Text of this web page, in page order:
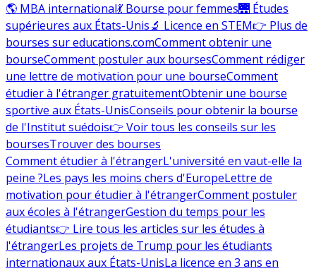
🌎 MBA international💃 Bourse pour femmes🌉 Études
supérieures aux États-Unis🔬 Licence en STEM👉 Plus de
bourses sur educations.comComment obtenir une
bourseComment postuler aux boursesComment rédiger
une lettre de motivation pour une bourseComment
étudier à l'étranger gratuitementObtenir une bourse
sportive aux États-UnisConseils pour obtenir la bourse
de l'Institut suédois👉 Voir tous les conseils sur les
boursesTrouver des bourses
Comment étudier à l'étrangerL'université en vaut-elle la
peine ?Les pays les moins chers d'EuropeLettre de
motivation pour étudier à l'étrangerComment postuler
aux écoles à l'étrangerGestion du temps pour les
étudiants👉 Lire tous les articles sur les études à
l'étrangerLes projets de Trump pour les étudiants
internationaux aux États-UnisLa licence en 3 ans en